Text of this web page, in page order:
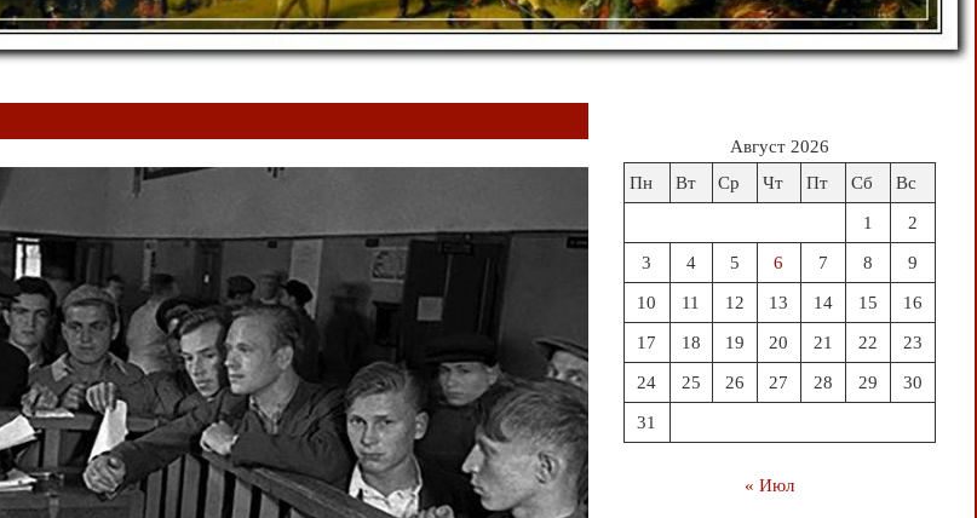
Август 2026
Пн
Вт Ср Чт Пт Сб Вс
1 2
3 4 5 6 7 8 9
10 11 12 13 14 15 16
17 18 19 20 21 22 23
24 25 26 27 28 29 30
31
« Июл